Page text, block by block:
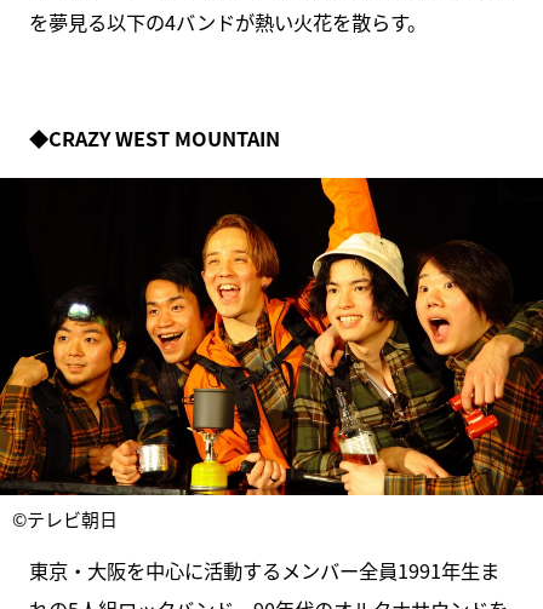
を夢見る以下の4バンドが熱い火花を散らす。
◆CRAZY WEST MOUNTAIN
©テレビ朝日
東京・大阪を中心に活動するメンバー全員1991年生ま